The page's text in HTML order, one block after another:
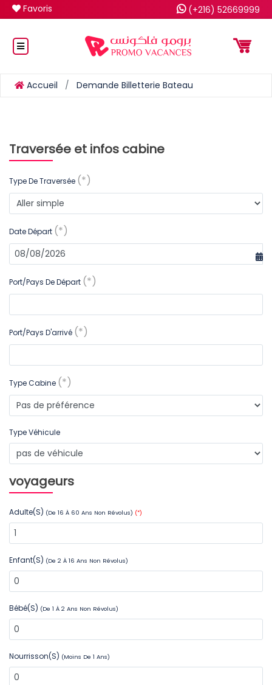
Favoris (+216) 52669999
Accueil Demande Billetterie Bateau
Traversée et infos cabine
Type De Traversée (*)
Date Départ (*)
Port/Pays De Départ (*)
Port/Pays D'arrivé (*)
Type Cabine (*)
Type Véhicule
voyageurs
Adulte(s) (de 16 À 60 Ans Non Révolus) (*)
Enfant(s) (de 2 À 16 Ans Non Révolus)
Bébé(s) (de 1 À 2 Ans Non Révolus)
Nourrisson(s) (moins De 1 Ans)